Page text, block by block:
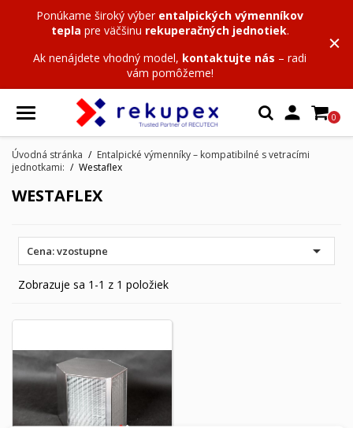
Ponúkame široký výber entalpických výmenníkov
tepla pre väčšinu rekuperačných jednotiek.
Ak nenájdete vhodný model, kontaktujte nás – radi
vám pomôžeme!
 0
Úvodná stránka
Entalpické výmenníky – kompatibilné s vetracími
jednotkami:
Westaflex
WESTAFLEX
Cena: vzostupne 
Zobrazuje sa 1-1 z 1 položiek